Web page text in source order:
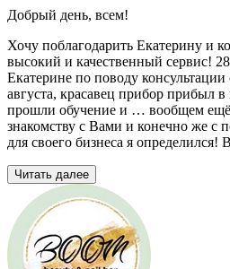
Добрый день, всем!
Хочу поблагодарить Екатерину и
высокий и качественный сервис!
Екатерине по поводу
августа, красавец прибор прибыл
прошли обучение и … вообщем
знакомству с Вами и конечно же с
для своего бизнеса я
Читать далее